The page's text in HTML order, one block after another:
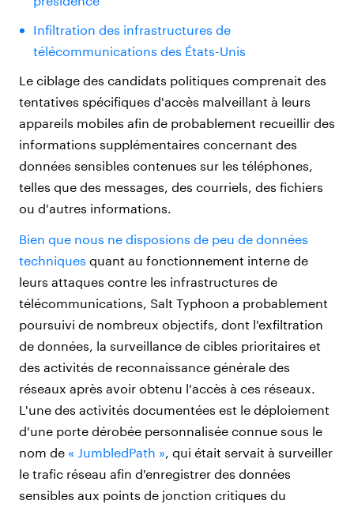
Infiltration des infrastructures de
télécommunications des États-Unis
Le ciblage des candidats politiques comprenait des
tentatives spécifiques d'accès malveillant à leurs
appareils mobiles afin de probablement recueillir des
informations supplémentaires concernant des
données sensibles contenues sur les téléphones,
telles que des messages, des courriels, des fichiers
ou d'autres informations.
Bien que nous ne disposions de peu de données
techniques quant au fonctionnement interne de
leurs attaques contre les infrastructures de
télécommunications, Salt Typhoon a probablement
poursuivi de nombreux objectifs, dont l'exfiltration
de données, la surveillance de cibles prioritaires et
des activités de reconnaissance générale des
réseaux après avoir obtenu l'accès à ces réseaux.
L'une des activités documentées est le déploiement
d'une porte dérobée personnalisée connue sous le
nom de « JumbledPath », qui était servait à surveiller
le trafic réseau afin d'enregistrer des données
sensibles aux points de jonction critiques du